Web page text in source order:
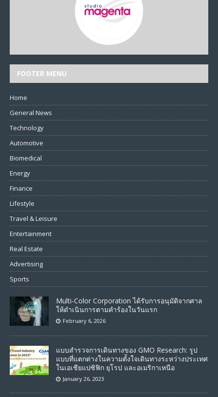
FOOTER MENU
Home
General News
Technology
Automotive
Biomedical
Energy
Finance
Lifestyle
Travel & Leisure
Entertainment
Real Estate
Advertising
Sports
Multi-Color Corporation ได้รับการอนุมัติจากศาล
ให้ดำเนินการตามคำร้องในวันแรก
February 6, 2026
แบบสำรวจการเดินทางของ GMO Research: รูป
แบบที่แตกต่างในความตั้งใจเดินทางระหว่างประเทศ
ในเอเชียแปซิฟิก ยุโรป และอเมริกาเหนือ
January 26, 2023